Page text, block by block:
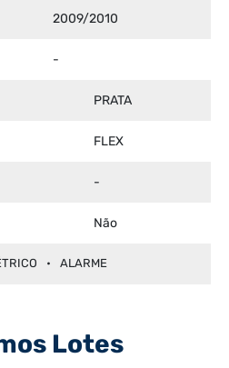
2009/2010
-
PRATA
FLEX
-
Não
ALARME
Lotes